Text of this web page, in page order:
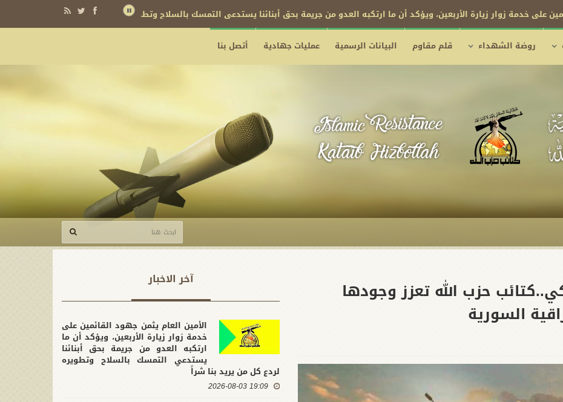
على خدمة زوار زيارة الأربعين، ويؤكد أن ما ارتكبه العدو من جريمة بحق أبنائنا يستدعي التمسك بالسلاح وتطويره لردع كل من يريد بنا شراً
روضة الشهداء قلم مقاوم البيانات الرسمية عمليات جهادية أتصل بنا
حزب الله تعزز وجودها
السورية
آخر الاخبار
الأمين العام يثمن جهود القائمين على
خدمة زوار زيارة الأربعين، ويؤكد أن ما
ارتكبه العدو من جريمة بحق أبنائنا
يستدعي التمسك بالسلاح وتطويره
لردع كل من يريد بنا شراً
19:09 2026-08-03